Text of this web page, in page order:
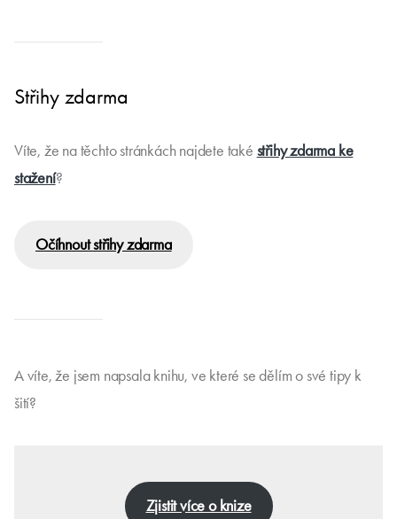
Střihy zdarma
Víte, že na těchto stránkách najdete také střihy zdarma ke
stažení?
Očíhnout střihy zdarma
A víte, že jsem napsala knihu, ve které se dělím o své tipy k
šití?
Zjistit více o knize